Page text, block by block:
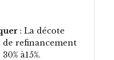
: La décote
refinancement
à15%.